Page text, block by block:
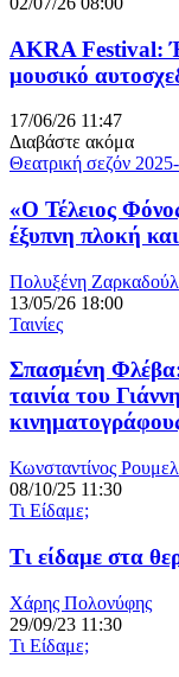
AKRA Festival:
μουσικό
17/06/26 11:47
Διαβάστε ακόμα
Θεατρική σεζόν
«Ο Τέλειος
έξυπνη πλοκή και
Πολυξένη
13/05/26 18:00
Ταινίες
Σπασμένη
ταινία του
Κωνσταντίνος
08/10/25 11:30
Τι Είδαμε;
Τι είδαμε στα
Χάρης Πολονύφης
29/09/23 11:30
Τι Είδαμε;